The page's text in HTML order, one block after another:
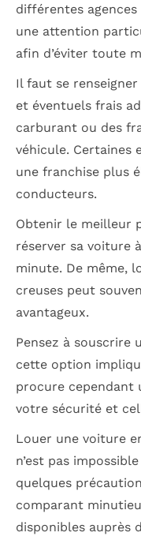
différentes
une attention
afin d’éviter toute
Il faut se
et éventuels frais
carburant ou des
véhicule. Certaines
une franchise plus
conducteurs.
Obtenir le meilleur
réserver sa voiture
minute. De même,
creuses peut
avantageux.
Pensez à souscrire
cette option
procure cependant
votre sécurité et
Louer une voiture
n’est pas
quelques
comparant
disponibles auprès